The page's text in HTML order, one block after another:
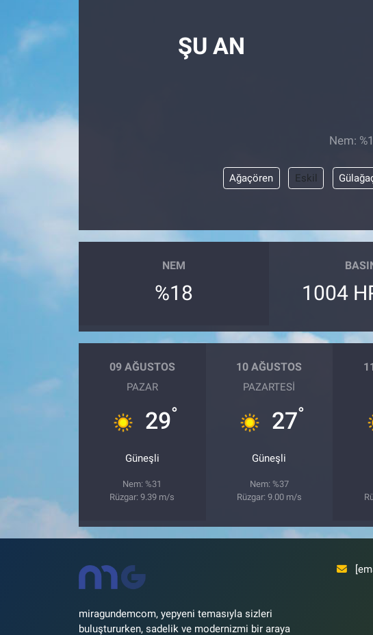
ŞU AN
Nem:
Ağaçören Eskil
NEM
%18 1004
09 AĞUSTOS
PAZAR
29°
Güneşli
Nem: %31
Rüzgar: 9.39 m/s
10 AĞUSTOS
PAZARTESI
27°
Güneşli
Nem: %37
Rüzgar: 9.00 m/s
miragundemcom, yepyeni temasıyla sizleri
buluştururken, sadelik ve modernizmi bir araya